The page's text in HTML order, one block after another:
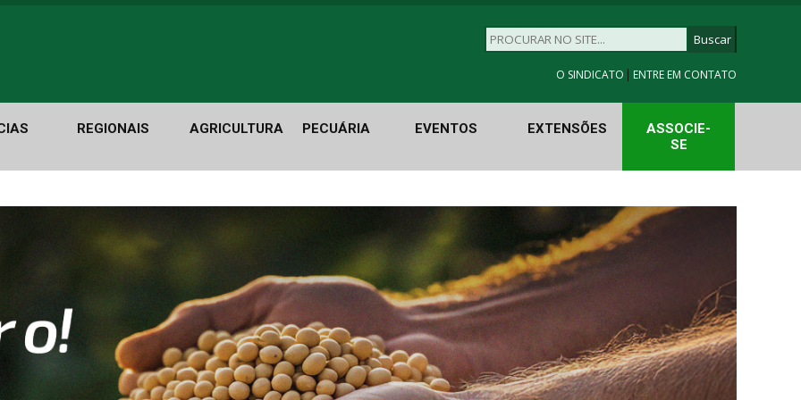
O SINDICATO | ENTRE EM CONTATO
REGIONAIS AGRICULTURA PECUÁRIA EVENTOS EXTENSÕES
ASSOCIE-
SE